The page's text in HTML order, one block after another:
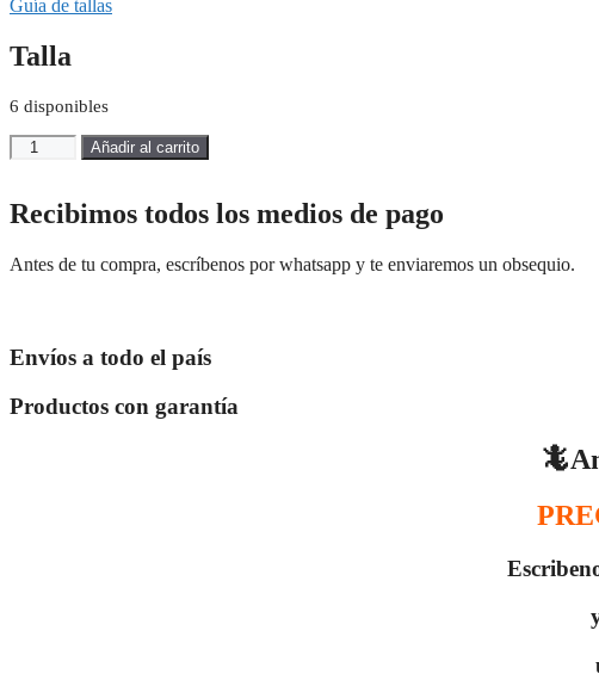
Guía de tallas
Talla
6 disponibles
CAMISA
POLO
Dama-
Negro
Añadir al carrito
Recibimos todos los medios de pago
Antes de tu compra, escríbenos por whatsapp y te enviaremos un obsequio.
Envíos a todo el país
Productos con garantía